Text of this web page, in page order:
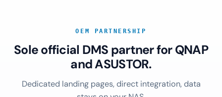
OEM PARTNERSHIP
Sole official DMS partner for QNAP
and ASUSTOR.
Dedicated landing pages, direct integration, data